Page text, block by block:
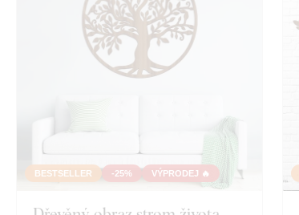
BESTSELLER -25% VÝPRODEJ 🔥